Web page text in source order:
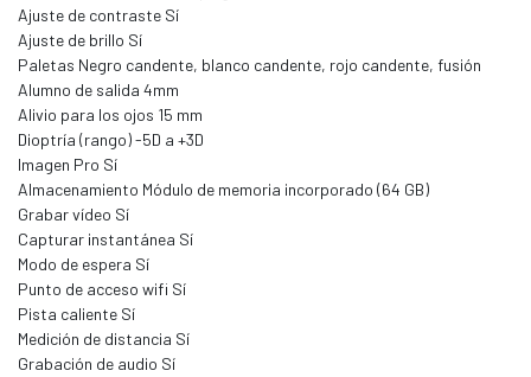
correo y
por
premios
Ajuste de contraste Sí
Ajuste de brillo Sí
Paletas Negro candente, blanco candente, rojo candente, fusión
Alumno de salida 4mm
Alivio para los ojos 15 mm
Dioptría (rango) -5D a +3D
Imagen Pro Sí
Almacenamiento Módulo de memoria incorporado (64 GB)
Grabar vídeo Sí
Capturar instantánea Sí
Modo de espera Sí
Punto de acceso wifi Sí
Pista caliente Sí
Medición de distancia Sí
Grabación de audio Sí